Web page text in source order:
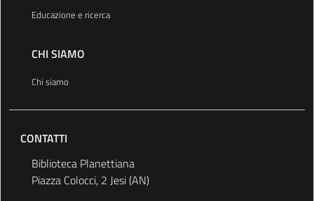
Educazione e ricerca
CHI SIAMO
Chi siamo
CONTATTI
Biblioteca Planettiana
Piazza Colocci, 2 Jesi (AN)